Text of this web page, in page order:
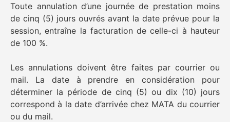
Toute annulation d’une journée de prestation moins
de cinq (5) jours ouvrés avant la date prévue pour la
session, entraîne la facturation de celle-ci à hauteur
de 100 %.
Les annulations doivent être faites par courrier ou
mail. La date à prendre en considération pour
déterminer la période de cinq (5) ou dix (10) jours
correspond à la date d’arrivée chez MATA du courrier
ou du mail.